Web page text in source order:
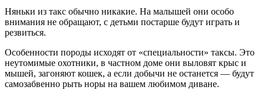
Няньки из такс обычно никакие. На малышей они особо
внимания не обращают, с детьми постарше будут играть и
резвиться.
Особенности породы исходят от «специальности» таксы. Это
неутомимые охотники, в частном доме они выловят крыс и
мышей, загоняют кошек, а если добычи не останется — будут
самозабвенно рыть норы на вашем любимом диване.